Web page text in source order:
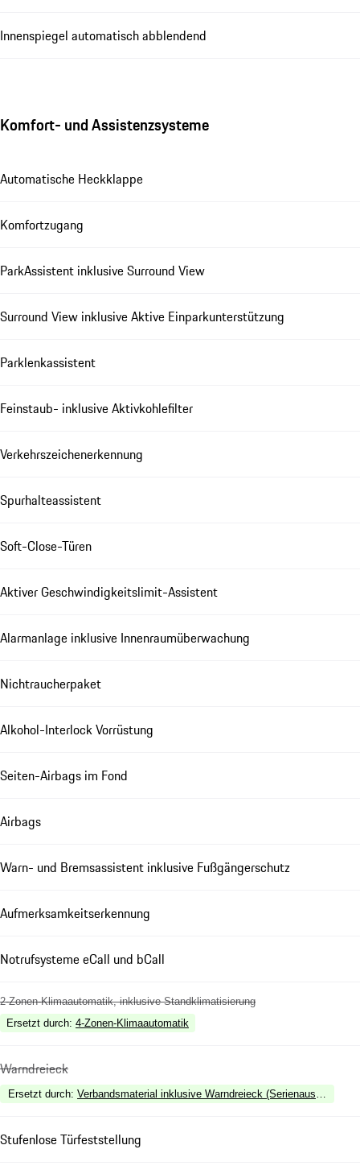
Innenspiegel automatisch abblendend
Komfort- und Assistenzsysteme
Automatische Heckklappe
Komfortzugang
ParkAssistent inklusive Surround View
Surround View inklusive Aktive Einparkunterstützung
Parklenkassistent
Feinstaub- inklusive Aktivkohlefilter
Verkehrszeichenerkennung
Spurhalteassistent
Soft-Close-Türen
Aktiver Geschwindigkeitslimit-Assistent
Alarmanlage inklusive Innenraumüberwachung
Nichtraucherpaket
Alkohol-Interlock Vorrüstung
Seiten-Airbags im Fond
Airbags
Warn- und Bremsassistent inklusive Fußgängerschutz
Aufmerksamkeitserkennung
Notrufsysteme eCall und bCall
2-Zonen-Klimaautomatik, inklusive Standklimatisierung
Ersetzt durch: 4-Zonen-Klimaautomatik
Warndreieck
Ersetzt durch: Verbandsmaterial inklusive Warndreieck (Serienausstattung
Stufenlose Türfeststellung